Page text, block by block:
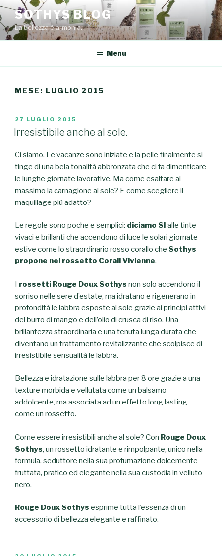
Salta
al
contenuto
SOTHYS BLOG
La bellezza è armonia.
Menu
MESE: LUGLIO 2015
PUBBLICATO
IL
27 LUGLIO 2015
Irresistibile anche al sole.
Ci siamo. Le vacanze sono iniziate e la pelle finalmente si
tinge di una bela tonalità abbronzata che ci fa dimenticare
le lunghe giornate lavorative. Ma come esaltare al
massimo la carnagione al sole? E come scegliere il
maquillage più adatto?
Le regole sono poche e semplici: diciamo SI alle tinte
vivaci e brillanti che accendono di luce le solari giornate
estive come lo straordinario rosso corallo che Sothys
propone nel rossetto Corail Vivienne.
I rossetti Rouge Doux Sothys non solo accendono il
sorriso nelle sere d’estate, ma idratano e rigenerano in
profondità le labbra esposte al sole grazie ai principi attivi
del burro di mango e dell’olio di crusca di riso. Una
brillantezza straordinaria e una tenuta lunga durata che
diventano un trattamento revitalizzante che scolpisce di
irresistibile sensualità le labbra.
Bellezza e idratazione sulle labbra per 8 ore grazie a una
texture morbida e vellutata come un balsamo
addolcente, ma associata ad un effetto long lasting
come un rossetto.
Come essere irresistibili anche al sole? Con Rouge Doux
Sothys, un rossetto idratante e rimpolpante, unico nella
formula, seduttore nella sua profumazione dolcemente
fruttata, pratico ed elegante nella sua custodia in velluto
nero.
Rouge Doux Sothys esprime tutta l’essenza di un
accessorio di bellezza elegante e raffinato.